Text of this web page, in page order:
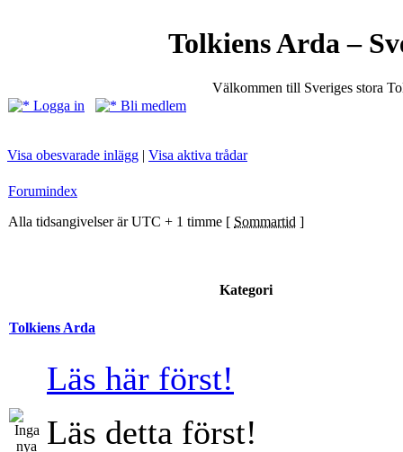
Tolkiens Arda –
Välkommen till Sveriges stora
Logga in
Bli medlem
Visa obesvarade inlägg | Visa aktiva trådar
Forumindex
Alla tidsangivelser är UTC + 1 timme [ Sommartid ]
Kategori
Tolkiens Arda
Läs här först!
Läs detta först!